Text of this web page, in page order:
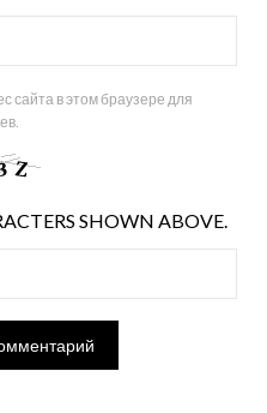
сайта в этом браузере для
SHOWN ABOVE.